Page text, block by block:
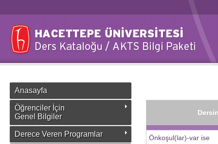
Anasayfa
Öğrenciler İçin
Genel Bilgiler
Derece Veren Programlar
Önkoşul(lar)-var ise